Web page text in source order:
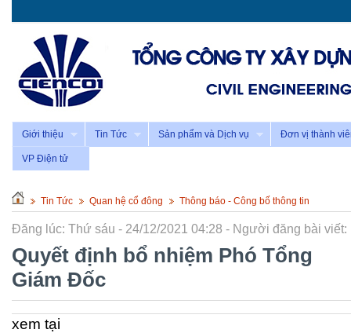
Giới thiệu Tin Tức Sản phẩm và Dịch vụ Đơn vị thành
VP Điện tử
Tin Tức Quan hệ cổ đông Thông báo - Công bố thông tin
Đăng lúc: Thứ sáu - 24/12/2021 04:28 - Người đăng bài viết:
Quyết định bổ nhiệm Phó Tổng
Giám Đốc
xem tại